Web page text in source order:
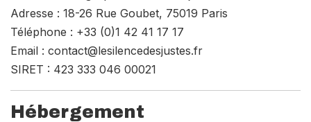
Adresse : 18-26 Rue Goubet, 75019 Paris
Téléphone : +33 (0)1 42 41 17 17
Email : contact@lesilencedesjustes.fr
SIRET : 423 333 046 00021
Hébergement